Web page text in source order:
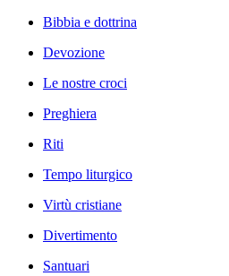
Bibbia e dottrina
Devozione
Le nostre croci
Preghiera
Riti
Tempo liturgico
Virtù cristiane
Divertimento
Santuari